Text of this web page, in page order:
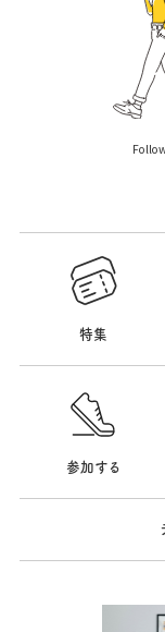
特集
参加する